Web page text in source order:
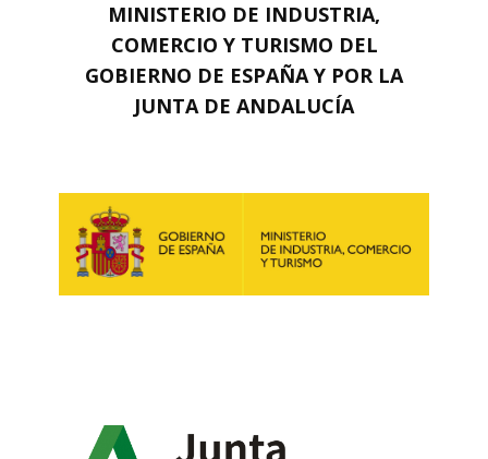
MINISTERIO DE INDUSTRIA,
COMERCIO Y TURISMO DEL
GOBIERNO DE ESPAÑA Y POR LA
JUNTA DE ANDALUCÍA